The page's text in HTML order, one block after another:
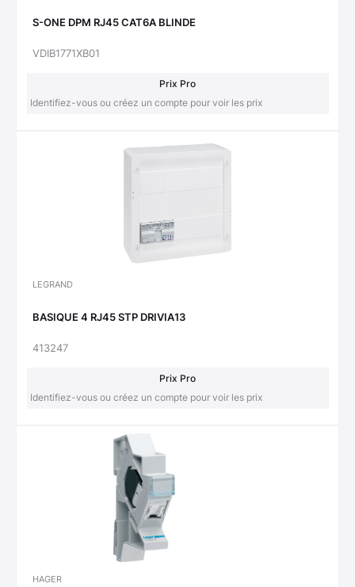
S-ONE DPM RJ45 CAT6A BLINDE
VDIB1771XB01
Prix Pro
Identifiez-vous ou créez un compte pour voir les prix
LEGRAND
BASIQUE 4 RJ45 STP DRIVIA13
413247
Prix Pro
Identifiez-vous ou créez un compte pour voir les prix
HAGER